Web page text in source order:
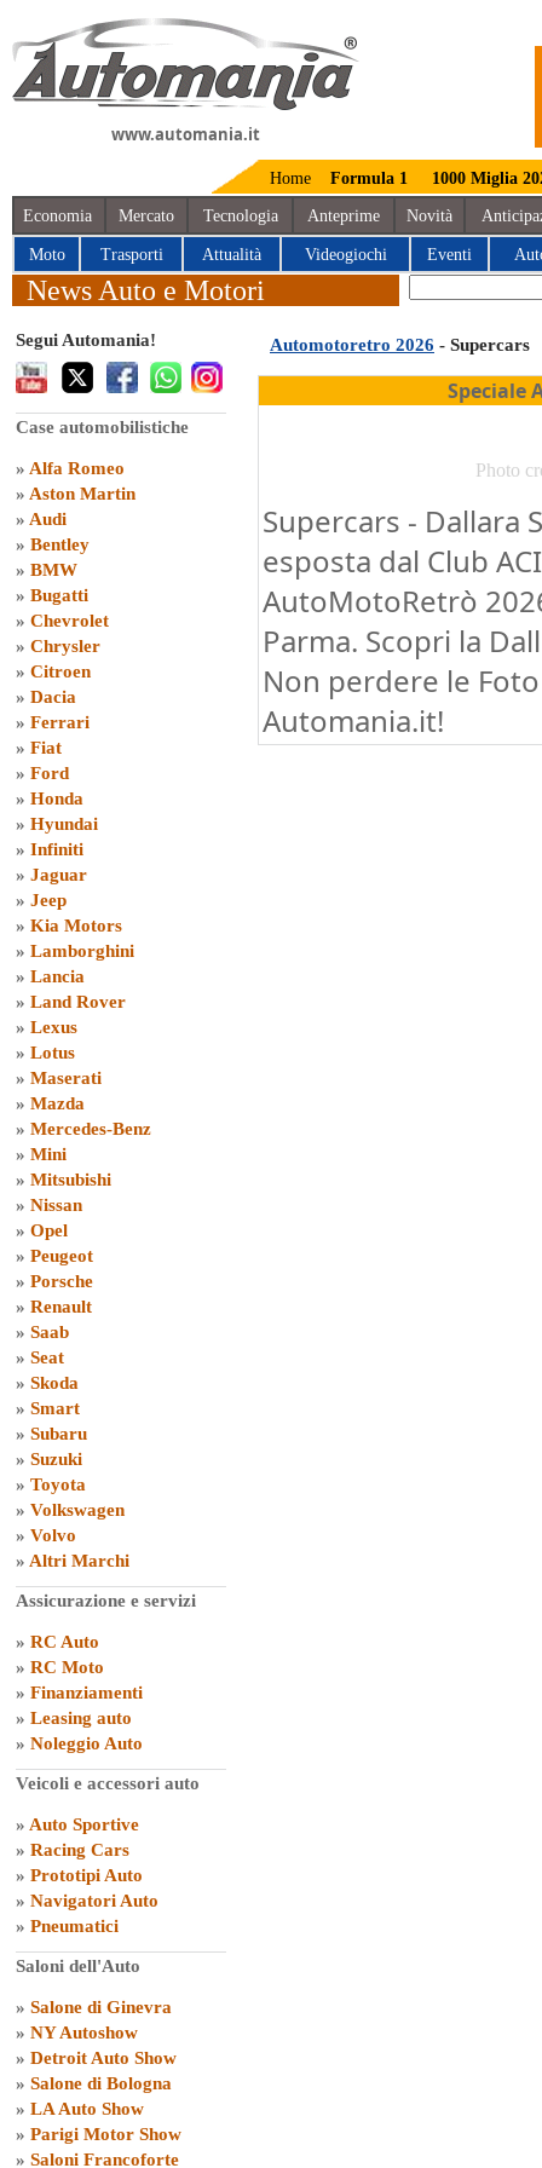
www.automania.it
Home Formula 1 1000 Miglia
Economia Mercato Tecnologia Anteprime Novità
Moto Trasporti Attualità Videogiochi Eventi
News Auto e Motori
Segui Automania!
Case automobilistiche
» Alfa Romeo
» Aston Martin
» Audi
» Bentley
» BMW
» Bugatti
» Chevrolet
» Chrysler
» Citroen
» Dacia
» Ferrari
» Fiat
» Ford
» Honda
» Hyundai
» Infiniti
» Jaguar
» Jeep
» Kia Motors
» Lamborghini
» Lancia
» Land Rover
» Lexus
» Lotus
» Maserati
» Mazda
» Mercedes-Benz
» Mini
» Mitsubishi
» Nissan
» Opel
» Peugeot
» Porsche
» Renault
» Saab
» Seat
» Skoda
» Smart
» Subaru
» Suzuki
» Toyota
» Volkswagen
» Volvo
» Altri Marchi
Assicurazione e servizi
» RC Auto
» RC Moto
» Finanziamenti
» Leasing auto
» Noleggio Auto
Veicoli e accessori auto
» Auto Sportive
» Racing Cars
» Prototipi Auto
» Navigatori Auto
» Pneumatici
Saloni dell'Auto
» Salone di Ginevra
» NY Autoshow
» Detroit Auto Show
» Salone di Bologna
» LA Auto Show
» Parigi Motor Show
» Saloni Francoforte
Automotoretro 2026 - Supercars
Speciale
Photo
Supercars - Dallara
esposta dal Club
AutoMotoRetrò
Parma. Scopri la
Non perdere le
Automania.it!